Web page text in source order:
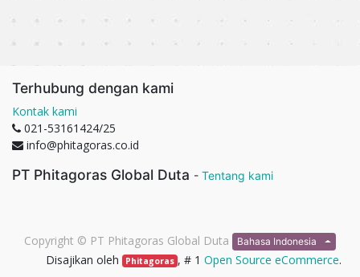
Terhubung dengan kami
Kontak kami
021-53161424/25
info@phitagoras.co.id
PT Phitagoras Global Duta - Tentang kami
Copyright © PT Phitagoras Global Duta Bahasa Indonesia
Disajikan oleh Phitagoras , # 1 Open Source eCommerce.